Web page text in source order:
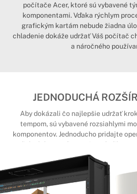
počítače Acer, ktoré sú vybavené
komponentami. Vďaka rýchlym
grafickým kartám nebude žiadna
chladenie dokáže udržať Váš počítač
a náročného
JEDNODUCHÁ
Aby dokázali čo najlepšie udržať
tempom, sú vybavené rozsiahlymi
komponentov. Jednoducho pridajte
disk alebo osaďte počítač